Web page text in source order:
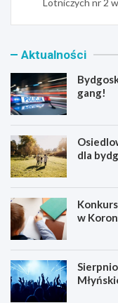
Aktualności
gang!
dla
w
B
O